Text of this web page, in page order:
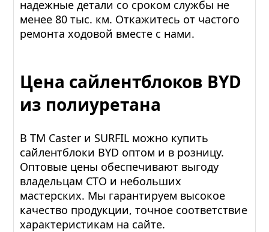
надежные детали со сроком службы не
менее 80 тыс. км. Откажитесь от частого
ремонта ходовой вместе с нами.
Цена сайлентблоков BYD
из полиуретана
В ТМ Caster и SURFIL можно купить
сайлентблоки BYD оптом и в розницу.
Оптовые цены обеспечивают выгоду
владельцам СТО и небольших
мастерских. Мы гарантируем высокое
качество продукции, точное соответствие
характеристикам на сайте.